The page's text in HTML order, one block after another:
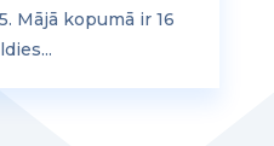
Mājā kopumā ir 16